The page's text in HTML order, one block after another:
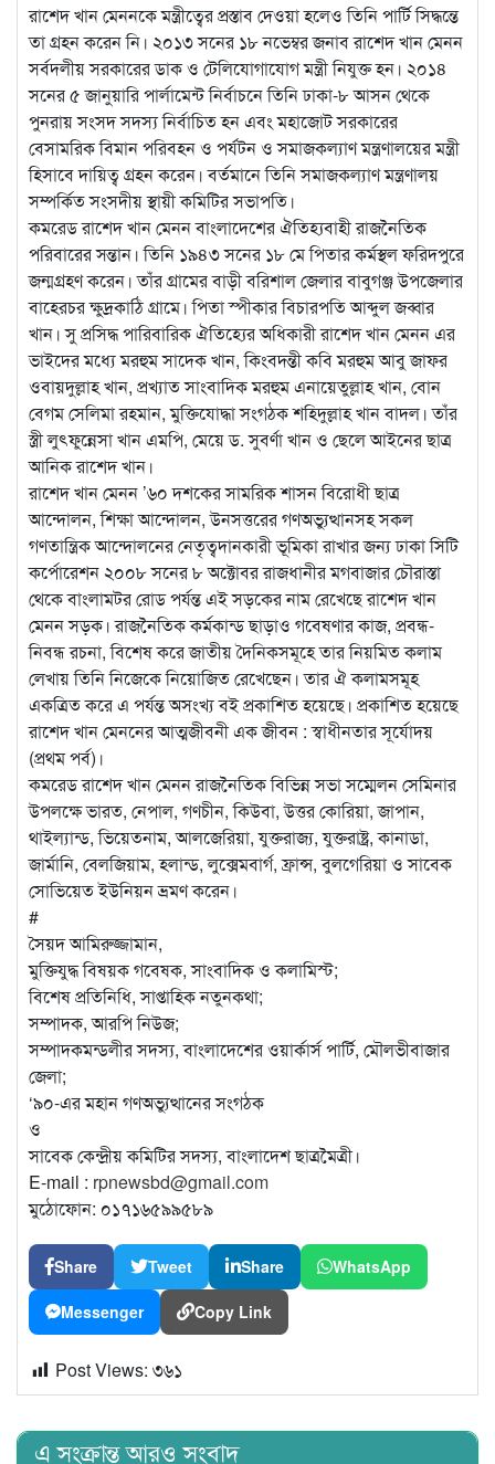
রাশেদ খান মেননকে মন্ত্রীত্বের প্রস্তাব দেওয়া হলেও তিনি পার্টি সিদ্ধন্তে
তা গ্রহন করেন নি। ২০১৩ সনের ১৮ নভেম্বর জনাব রাশেদ খান মেনন
সর্বদলীয় সরকারের ডাক ও টেলিযোগাযোগ মন্ত্রী নিযুক্ত হন। ২০১৪
সনের ৫ জানুয়ারি পার্লামেন্ট নির্বাচনে তিনি ঢাকা-৮ আসন থেকে
পুনরায় সংসদ সদস্য নির্বাচিত হন এবং মহাজোট সরকারের
বেসামরিক বিমান পরিবহন ও পর্যটন ও সমাজকল্যাণ মন্ত্রণালয়ের মন্ত্রী
হিসাবে দায়িত্ব গ্রহন করেন। বর্তমানে তিনি সমাজকল্যাণ মন্ত্রণালয়
সম্পর্কিত সংসদীয় স্থায়ী কমিটির সভাপতি।
কমরেড রাশেদ খান মেনন বাংলাদেশের ঐতিহ্যবাহী রাজনৈতিক
পরিবারের সন্তান। তিনি ১৯৪৩ সনের ১৮ মে পিতার কর্মস্থল ফরিদপুরে
জন্মগ্রহণ করেন। তাঁর গ্রামের বাড়ী বরিশাল জেলার বাবুগঞ্জ উপজেলার
বাহেরচর ক্ষুদ্রকাঠি গ্রামে। পিতা স্পীকার বিচারপতি আব্দুল জব্বার
খান। সু প্রসিদ্ধ পারিবারিক ঐতিহ্যের অধিকারী রাশেদ খান মেনন এর
ভাইদের মধ্যে মরহুম সাদেক খান, কিংবদন্তী কবি মরহুম আবু জাফর
ওবায়দুল্লাহ খান, প্রখ্যাত সাংবাদিক মরহুম এনায়েতুল্লাহ খান, বোন
বেগম সেলিমা রহমান, মুক্তিযোদ্ধা সংগঠক শহিদুল্লাহ খান বাদল। তাঁর
স্ত্রী লুৎফুন্নেসা খান এমপি, মেয়ে ড. সুবর্ণা খান ও ছেলে আইনের ছাত্র
আনিক রাশেদ খান।
রাশেদ খান মেনন ’৬০ দশকের সামরিক শাসন বিরোধী ছাত্র
আন্দোলন, শিক্ষা আন্দোলন, উনসত্তরের গণঅভ্যুত্থানসহ সকল
গণতান্ত্রিক আন্দোলনের নেতৃত্বদানকারী ভূমিকা রাখার জন্য ঢাকা সিটি
কর্পোরেশন ২০০৮ সনের ৮ অক্টোবর রাজধানীর মগবাজার চৌরাস্তা
থেকে বাংলামটর রোড পর্যন্ত এই সড়কের নাম রেখেছে রাশেদ খান
মেনন সড়ক। রাজনৈতিক কর্মকান্ড ছাড়াও গবেষণার কাজ, প্রবন্ধ-
নিবন্ধ রচনা, বিশেষ করে জাতীয় দৈনিকসমূহে তার নিয়মিত কলাম
লেখায় তিনি নিজেকে নিয়োজিত রেখেছেন। তার ঐ কলামসমূহ
একত্রিত করে এ পর্যন্ত অসংখ্য বই প্রকাশিত হয়েছে। প্রকাশিত হয়েছে
রাশেদ খান মেননের আত্মজীবনী এক জীবন : স্বাধীনতার সূর্যোদয়
(প্রথম পর্ব)।
কমরেড রাশেদ খান মেনন রাজনৈতিক বিভিন্ন সভা সম্মেলন সেমিনার
উপলক্ষে ভারত, নেপাল, গণচীন, কিউবা, উত্তর কোরিয়া, জাপান,
থাইল্যান্ড, ভিয়েতনাম, আলজেরিয়া, যুক্তরাজ্য, যুক্তরাষ্ট্র, কানাডা,
জার্মানি, বেলজিয়াম, হলান্ড, লুক্সেমবার্গ, ফ্রান্স, বুলগেরিয়া ও সাবেক
সোভিয়েত ইউনিয়ন ভ্রমণ করেন।
#
সৈয়দ আমিরুজ্জামান,
মুক্তিযুদ্ধ বিষয়ক গবেষক, সাংবাদিক ও কলামিস্ট;
বিশেষ প্রতিনিধি, সাপ্তাহিক নতুনকথা;
সম্পাদক, আরপি নিউজ;
সম্পাদকমন্ডলীর সদস্য, বাংলাদেশের ওয়ার্কার্স পার্টি, মৌলভীবাজার
জেলা;
‘৯০-এর মহান গণঅভ্যুত্থানের সংগঠক
ও
সাবেক কেন্দ্রীয় কমিটির সদস্য, বাংলাদেশ ছাত্রমৈত্রী।
E-mail : rpnewsbd@gmail.com
মুঠোফোন: ০১৭১৬৫৯৯৫৮৯
Share Tweet Share WhatsApp
Messenger Copy Link
Post Views: ৩৬১
এ সংক্রান্ত আরও সংবাদ